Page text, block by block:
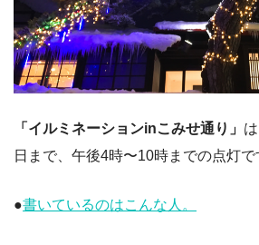
「イルミネーションinこみせ通り」
日まで、午後4時〜10時までの点灯で
●書いているのはこんな人。